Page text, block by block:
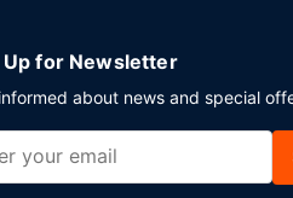
Up for Newsletter
about news and special